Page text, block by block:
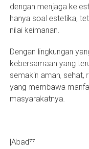
dengan menjaga
hanya soal estetika,
nilai keimanan.
Dengan lingkungan
kebersamaan yang
semakin aman, sehat,
yang membawa
masyarakatnya.
|Abad⁷⁷